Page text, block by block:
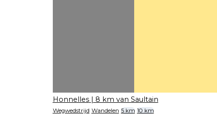
Honnelles | 8 km van Saultain
Wegwedstrijd Wandelen 5 km 10 km